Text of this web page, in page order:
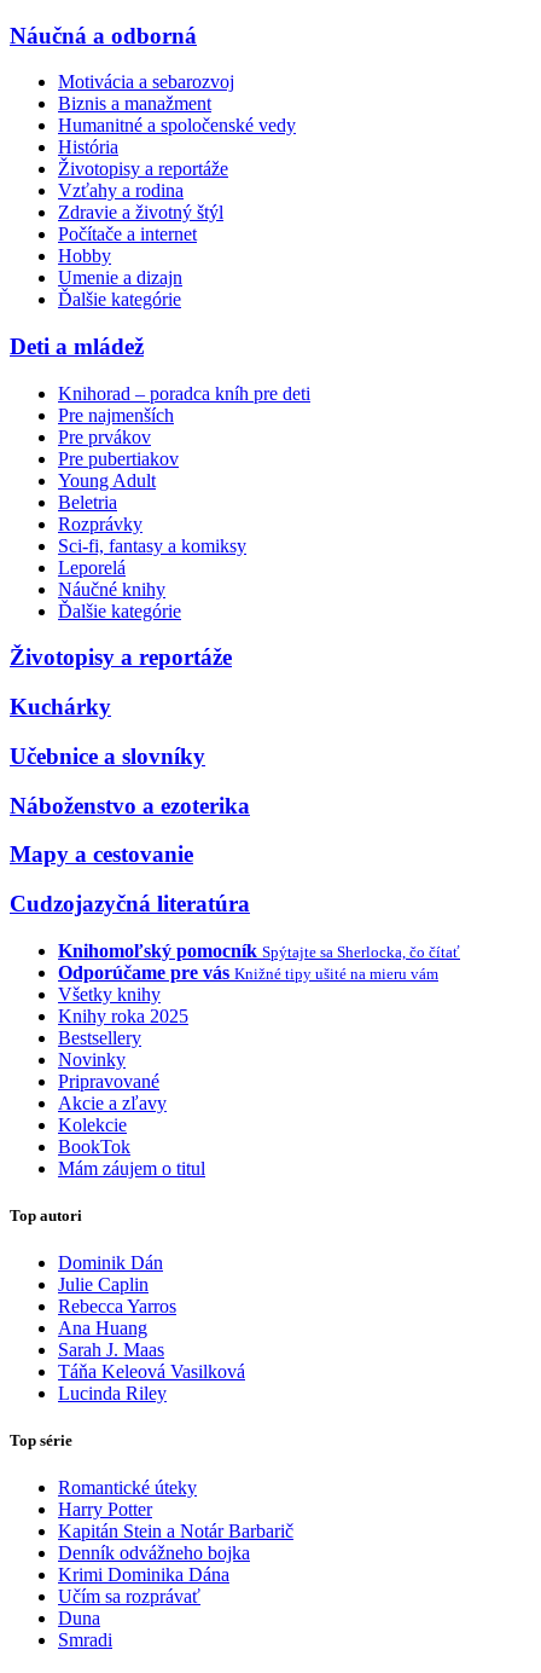
Náučná a odborná
Motivácia a sebarozvoj
Biznis a manažment
Humanitné a spoločenské vedy
História
Životopisy a reportáže
Vzťahy a rodina
Zdravie a životný štýl
Počítače a internet
Hobby
Umenie a dizajn
Ďalšie kategórie
Deti a mládež
Knihorad – poradca kníh pre deti
Pre najmenších
Pre prvákov
Pre pubertiakov
Young Adult
Beletria
Rozprávky
Sci-fi, fantasy a komiksy
Leporelá
Náučné knihy
Ďalšie kategórie
Životopisy a reportáže
Kuchárky
Učebnice a slovníky
Náboženstvo a ezoterika
Mapy a cestovanie
Cudzojazyčná literatúra
Knihomoľský pomocník Spýtajte sa Sherlocka, čo čítať
Odporúčame pre vás Knižné tipy ušité na mieru vám
Všetky knihy
Knihy roka 2025
Bestsellery
Novinky
Pripravované
Akcie a zľavy
Kolekcie
BookTok
Mám záujem o titul
Top autori
Dominik Dán
Julie Caplin
Rebecca Yarros
Ana Huang
Sarah J. Maas
Táňa Keleová Vasilková
Lucinda Riley
Top série
Romantické úteky
Harry Potter
Kapitán Stein a Notár Barbarič
Denník odvážneho bojka
Krimi Dominika Dána
Učím sa rozprávať
Duna
Smradi